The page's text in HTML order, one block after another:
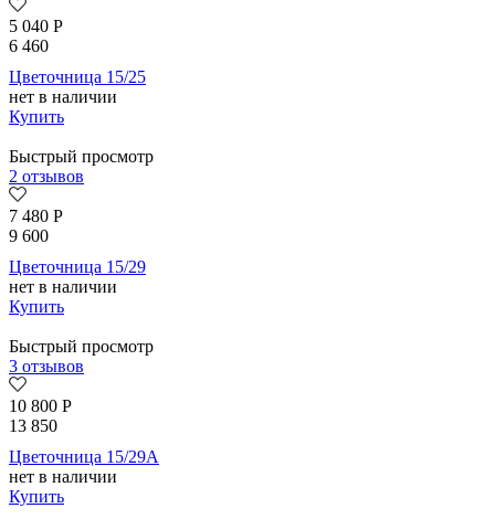
5 040 Р
6 460
Цветочница 15/25
нет в наличии
Купить
Быстрый просмотр
2 отзывов
7 480 Р
9 600
Цветочница 15/29
нет в наличии
Купить
Быстрый просмотр
3 отзывов
10 800 Р
13 850
Цветочница 15/29А
нет в наличии
Купить